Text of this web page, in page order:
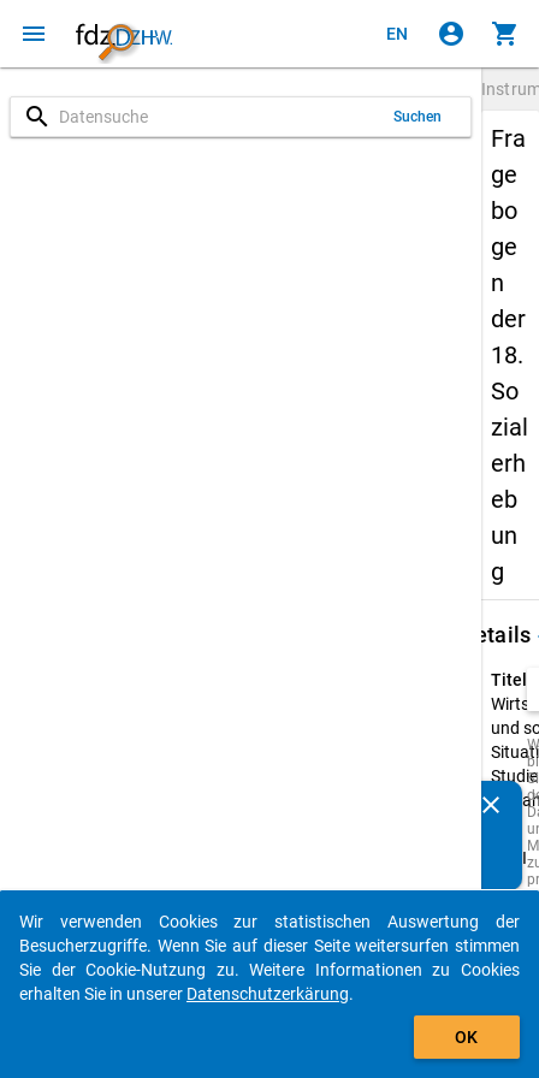
menu EN account_circle shopping_cart
search Suchen
Fra
ge
bo
ge
n
der
18.
So
zial
erh
eb
un
g
Details
Titel:
und
im
PAPI
clear
auto_stories
add_shopping_cart
Wir verwenden Cookies zur statistischen Auswertung der
Besucherzugriffe. Wenn Sie auf dieser Seite weitersurfen stimmen
Sie der Cookie-Nutzung zu. Weitere Informationen zu Cookies
erhalten Sie in unserer Datenschutzerkärung.
OK